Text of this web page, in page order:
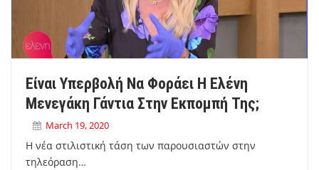
Είναι Υπερβολή Να Φοράει Η Ελένη
Μενεγάκη Γάντια Στην Εκπομπή Της;
March 19, 2020
Η νέα στιλιστική τάση των παρουσιαστών στην
τηλεόραση…